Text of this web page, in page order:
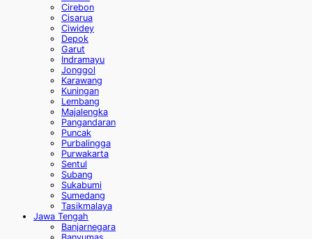
Cirebon
Cisarua
Ciwidey
Depok
Garut
Indramayu
Jonggol
Karawang
Kuningan
Lembang
Majalengka
Pangandaran
Puncak
Purbalingga
Purwakarta
Sentul
Subang
Sukabumi
Sumedang
Tasikmalaya
Jawa Tengah
Banjarnegara